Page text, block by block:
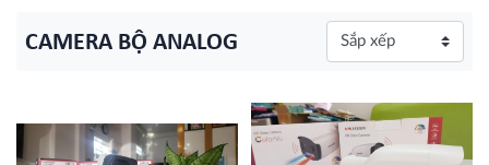
CAMERA BỘ ANALOG